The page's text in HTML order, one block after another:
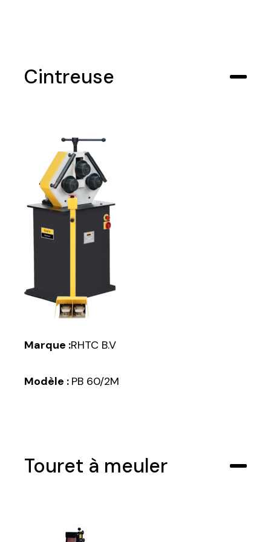
Cintreuse
Marque :RHTC B.V
Modèle : PB 60/2M
Touret à meuler